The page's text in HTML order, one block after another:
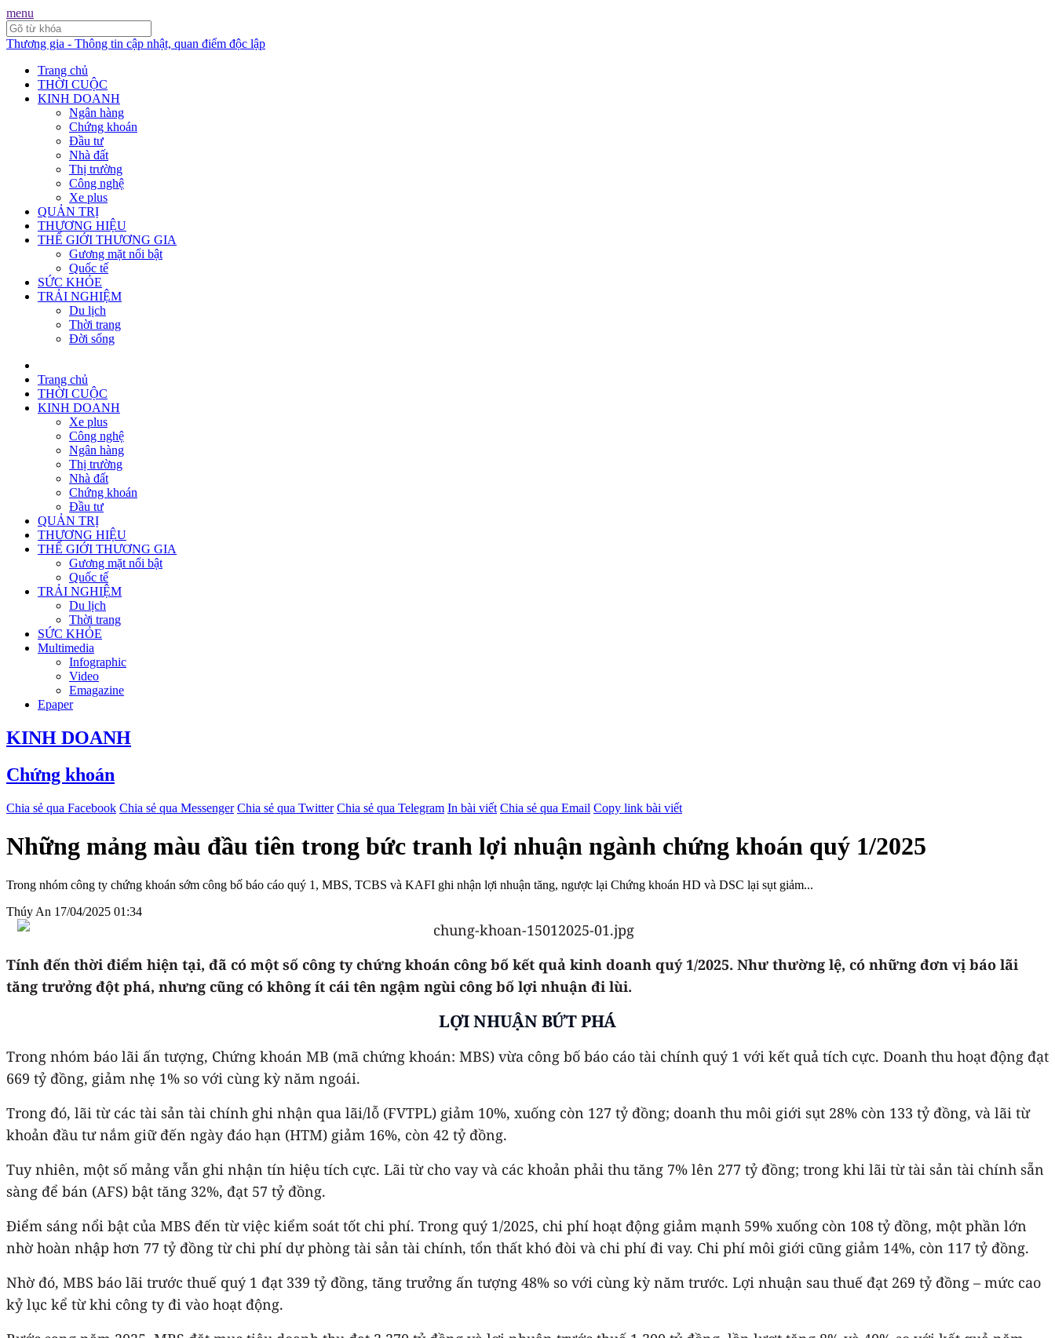
menu
Thương gia - Thông tin cập nhật, quan điểm độc lập
Trang chủ
THỜI CUỘC
KINH DOANH
Ngân hàng
Chứng khoán
Đầu tư
Nhà đất
Thị trường
Công nghệ
Xe plus
QUẢN TRỊ
THƯƠNG HIỆU
THẾ GIỚI THƯƠNG GIA
Gương mặt nổi bật
Quốc tế
SỨC KHỎE
TRẢI NGHIỆM
Du lịch
Thời trang
Đời sống
Trang chủ
THỜI CUỘC
KINH DOANH
Xe plus
Công nghệ
Ngân hàng
Thị trường
Nhà đất
Chứng khoán
Đầu tư
QUẢN TRỊ
THƯƠNG HIỆU
THẾ GIỚI THƯƠNG GIA
Gương mặt nổi bật
Quốc tế
TRẢI NGHIỆM
Du lịch
Thời trang
SỨC KHỎE
Multimedia
Infographic
Video
Emagazine
Epaper
KINH DOANH
Chứng khoán
Chia sẻ qua Facebook Chia sẻ qua Messenger Chia sẻ qua Twitter Chia sẻ qua Telegram In bài viết Chia sẻ qua Email Copy link bài viết
Những mảng màu đầu tiên trong bức tranh lợi nhuận ngành chứng khoán quý 1/2025
Trong nhóm công ty chứng khoán sớm công bố báo cáo quý 1, MBS, TCBS và KAFI ghi nhận lợi nhuận tăng, ngược lại Chứng khoán HD và DSC lại sụt giảm...
Thúy An 17/04/2025 01:34
Tính đến thời điểm hiện tại, đã có một số công ty chứng khoán công bố kết quả kinh doanh quý 1/2025. Như thường lệ, có những đơn vị báo lãi
tăng trưởng đột phá, nhưng cũng có không ít cái tên ngậm ngùi công bố lợi nhuận đi lùi.
LỢI NHUẬN BỨT PHÁ
Trong nhóm báo lãi ấn tượng, Chứng khoán MB (mã chứng khoán: MBS) vừa công bố báo cáo tài chính quý 1 với kết quả tích cực. Doanh thu hoạt động đạt
669 tỷ đồng, giảm nhẹ 1% so với cùng kỳ năm ngoái.
Trong đó, lãi từ các tài sản tài chính ghi nhận qua lãi/lỗ (FVTPL) giảm 10%, xuống còn 127 tỷ đồng; doanh thu môi giới sụt 28% còn 133 tỷ đồng, và lãi từ
khoản đầu tư nắm giữ đến ngày đáo hạn (HTM) giảm 16%, còn 42 tỷ đồng.
Tuy nhiên, một số mảng vẫn ghi nhận tín hiệu tích cực. Lãi từ cho vay và các khoản phải thu tăng 7% lên 277 tỷ đồng; trong khi lãi từ tài sản tài chính sẵn
sàng để bán (AFS) bật tăng 32%, đạt 57 tỷ đồng.
Điểm sáng nổi bật của MBS đến từ việc kiểm soát tốt chi phí. Trong quý 1/2025, chi phí hoạt động giảm mạnh 59% xuống còn 108 tỷ đồng, một phần lớn
nhờ hoàn nhập hơn 77 tỷ đồng từ chi phí dự phòng tài sản tài chính, tổn thất khó đòi và chi phí đi vay. Chi phí môi giới cũng giảm 14%, còn 117 tỷ đồng.
Nhờ đó, MBS báo lãi trước thuế quý 1 đạt 339 tỷ đồng, tăng trưởng ấn tượng 48% so với cùng kỳ năm trước. Lợi nhuận sau thuế đạt 269 tỷ đồng – mức cao
kỷ lục kể từ khi công ty đi vào hoạt động.